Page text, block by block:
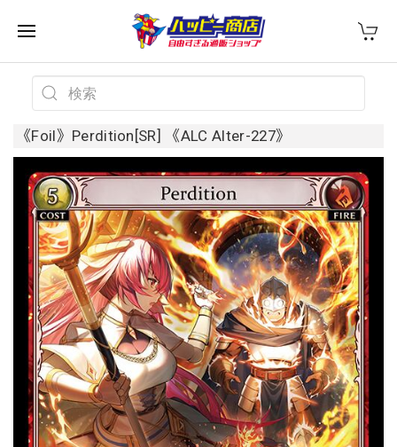
《Foil》Perdition[SR] 《ALC Alter-227》